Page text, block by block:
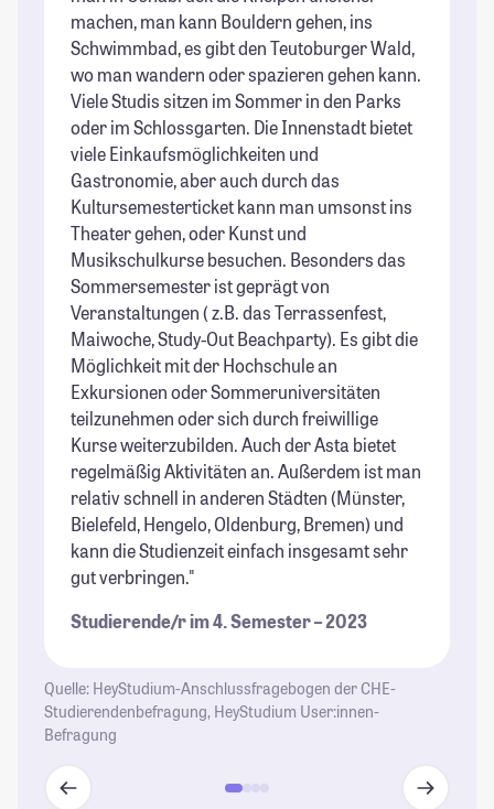
machen, man kann Bouldern gehen, ins
Schwimmbad, es gibt den Teutoburger Wald,
wo man wandern oder spazieren gehen kann.
Viele Studis sitzen im Sommer in den Parks
oder im Schlossgarten. Die Innenstadt bietet
viele Einkaufsmöglichkeiten und
Gastronomie, aber auch durch das
Kultursemesterticket kann man umsonst ins
Theater gehen, oder Kunst und
Musikschulkurse besuchen. Besonders das
Sommersemester ist geprägt von
Veranstaltungen ( z.B. das Terrassenfest,
Maiwoche, Study-Out Beachparty). Es gibt die
Möglichkeit mit der Hochschule an
Exkursionen oder Sommeruniversitäten
teilzunehmen oder sich durch freiwillige
Kurse weiterzubilden. Auch der Asta bietet
regelmäßig Aktivitäten an. Außerdem ist man
relativ schnell in anderen Städten (Münster,
Bielefeld, Hengelo, Oldenburg, Bremen) und
kann die Studienzeit einfach insgesamt sehr
gut verbringen."
Studierende/r im 4. Semester – 2023
Quelle: HeyStudium-Anschlussfragebogen der CHE-
Studierendenbefragung, HeyStudium User:innen-
Befragung